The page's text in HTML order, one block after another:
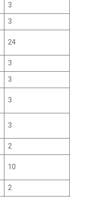
3
3
24
3
3
3
3
2
10
2